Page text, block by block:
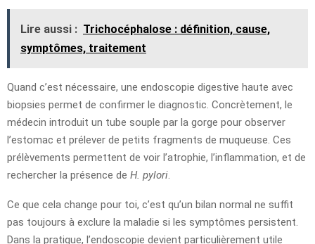
Lire aussi : Trichocéphalose : définition, cause,
symptômes, traitement
Quand c’est nécessaire, une endoscopie digestive haute avec
biopsies permet de confirmer le diagnostic. Concrètement, le
médecin introduit un tube souple par la gorge pour observer
l’estomac et prélever de petits fragments de muqueuse. Ces
prélèvements permettent de voir l’atrophie, l’inflammation, et de
rechercher la présence de H. pylori
Ce que cela change pour toi, c’est qu’un bilan normal ne suffit
pas toujours à exclure la maladie si les symptômes persistent.
Dans la pratique, l’endoscopie devient particulièrement utile